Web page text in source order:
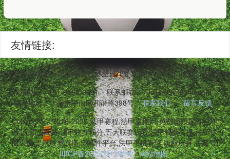
友情链接:
容多终端同步观看,涵盖巴黎圣日耳曼、摩纳哥等豪门比赛。内含
联系电话：131-3567-0381
联系邮箱：7JnTzAQ@sohu.com
联系地址：上海市平山区和谐路398号
联系我们
留言反馈
Copyright © 2016-2025 法甲赛程,法甲直播网,免费视频直播,法甲
现场,回放高清,法甲联赛积分,五大联赛观看,法甲视频直播,法甲球
队表现,足球联赛直播,无插件平台,法甲手机看球 版权所有 备案号:
川ICP备2023051998号 网站地图